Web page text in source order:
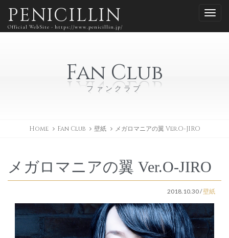
PENICILLIN
Official WebSite - https://www.penicillin.jp/
Fan Club
ファンクラブ
Home Fan Club 壁紙 メガロマニアの翼 Ver.O-JIRO
メガロマニアの翼 Ver.O-JIRO
2018.10.30/壁紙